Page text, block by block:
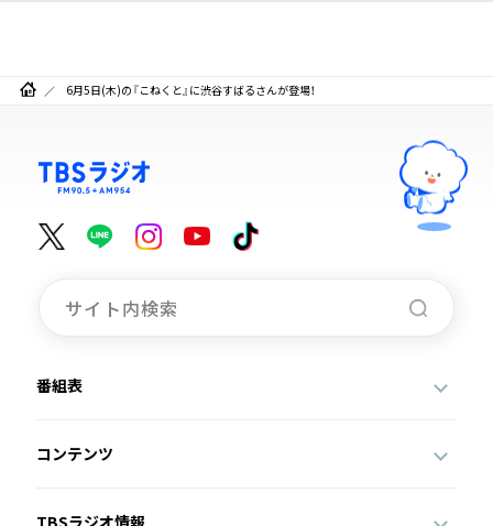
6月5日(木)の『こねくと』に渋谷すばるさんが登場！
番組表
コンテンツ